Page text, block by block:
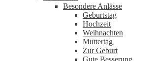
Besondere Anlässe
Geburtstag
Hochzeit
Weihnachten
Muttertag
Zur Geburt